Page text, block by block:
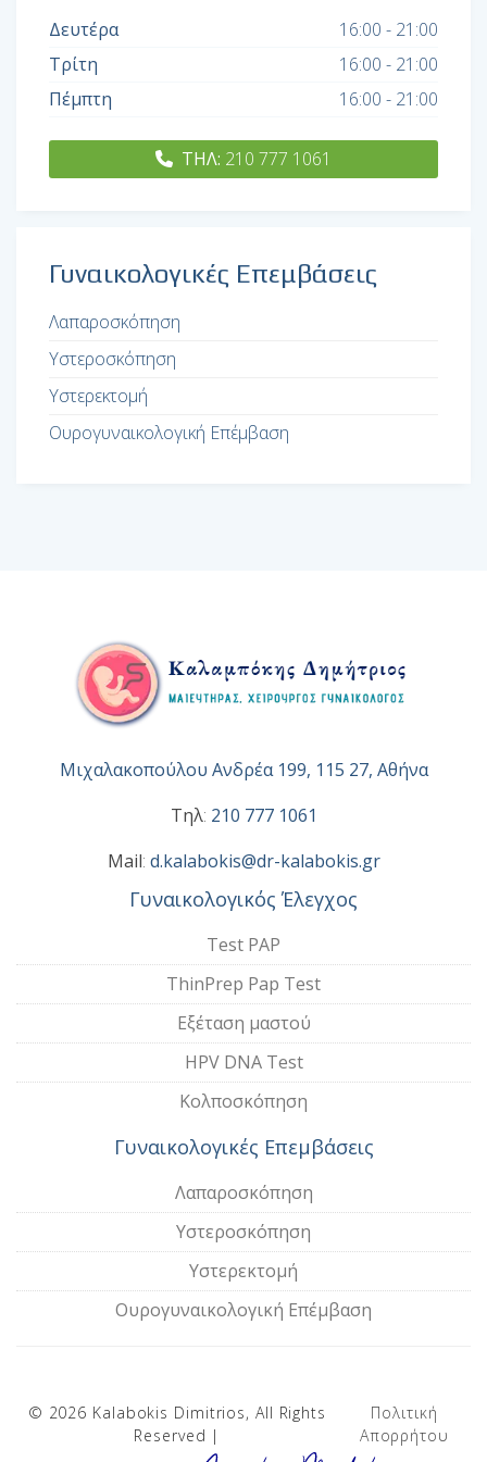
Δευτέρα
16:00 - 21:00
Τρίτη
16:00 - 21:00
Πέμπτη
16:00 - 21:00
ΤΗΛ: 210 777 1061
Γυναικολογικές Επεμβάσεις
Λαπαροσκόπηση
Υστεροσκόπηση
Υστερεκτομή
Ουρογυναικολογική Επέμβαση
Μιχαλακοπούλου Ανδρέα 199, 115 27, Αθήνα
Τηλ: 210 777 1061
Mail: d.kalabokis@dr-kalabokis.gr
Γυναικολογικός Έλεγχος
Test PAP
ThinPrep Pap Test
Εξέταση μαστού
HPV DNA Test
Κολποσκόπηση
Γυναικολογικές Επεμβάσεις
Λαπαροσκόπηση
Υστεροσκόπηση
Υστερεκτομή
Ουρογυναικολογική Επέμβαση
© 2026 Kalabokis Dimitrios, All Rights
Reserved |
Πολιτική
Απορρήτου